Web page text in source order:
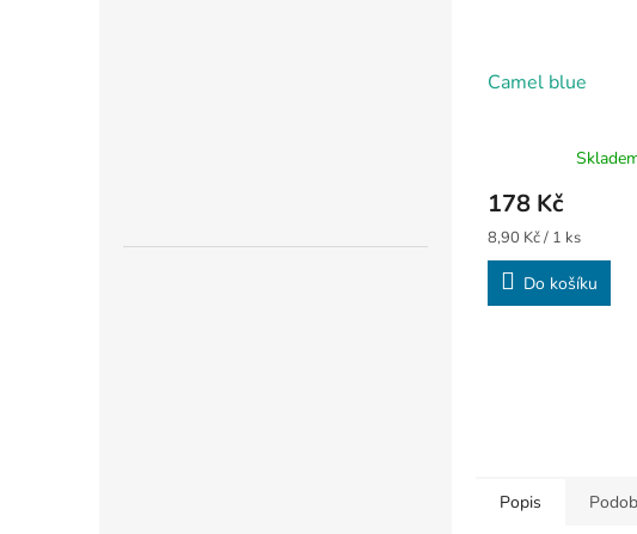
Camel blue
178 Kč
Měrná
cena:
8,90 Kč / 1 ks
Do košíku
Popis